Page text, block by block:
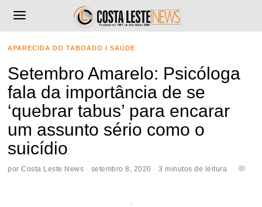
APARECIDA DO TABOADO / SAÚDE
Setembro Amarelo: Psicóloga
fala da importância de se
‘quebrar tabus’ para encarar
um assunto sério como o
suicídio
porCosta Leste News setembro 8, 2020 3 minutos de leitura